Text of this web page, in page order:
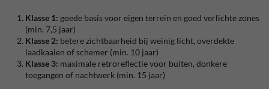
Klasse 1: goede basis voor eigen terrein en goed verlichte zones
(min. 7,5 jaar)
Klasse 2: betere zichtbaarheid bij weinig licht, overdekte
laadkaaien of schemer (min. 10 jaar)
Klasse 3: maximale retroreflectie voor buiten, donkere
toegangen of nachtwerk (min. 15 jaar)